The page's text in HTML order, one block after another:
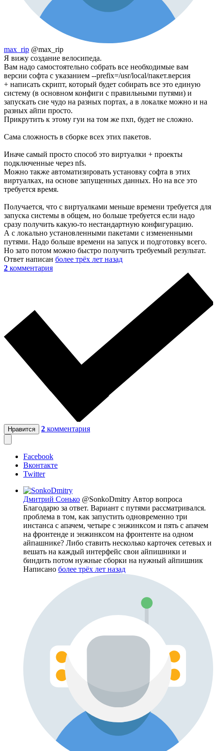
max_rip @max_rip
Я вижу создание велосипеда.
Вам надо самостоятельно собрать все необходимые вам
версии софта с указанием --prefix=/usr/local/пакет.версия
+ написать скрипт, который будет собирать все это единую
систему (в основном конфиги с правильными путями) и
запускать сие чудо на разных портах, а в локалке можно и на
разных айпи просто.
Прикрутить к этому гуи на том же пхп, будет не сложно.
Сама сложность в сборке всех этих пакетов.
Иначе самый просто способ это виртуалки + проекты
подключенные через nfs.
Можно также автоматизировать установку софта в этих
виртуалках, на основе запущенных данных. Но на все это
требуется время.
Получается, что с виртуалками меньше времени требуется для
запуска системы в общем, но больше требуется если надо
сразу получить какую-то нестандартную конфигурацию.
А с локально установленными пакетами с измененными
путями. Надо больше времени на запуск и подготовку всего.
Но зато потом можно быстро получить требуемый результат.
Ответ написан более трёх лет назад
2 комментария
Нравится 2 комментария
Facebook
Вконтакте
Twitter
Дмитрий Сонько @SonkoDmitry Автор вопроса
Благодарю за ответ. Вариант с путями рассматривался.
проблема в том, как запустить одновременно три
инстанса с апачем, четыре с энжинксом и пять с апачем
на фронтенде и энжинксом на фронтенте на одном
айпашнике? Либо ставить несколько карточек сетевых и
вешать на каждый интерфейс свои айпишники и
биндить потом нужные сборки на нужный айпишник
Написано более трёх лет назад